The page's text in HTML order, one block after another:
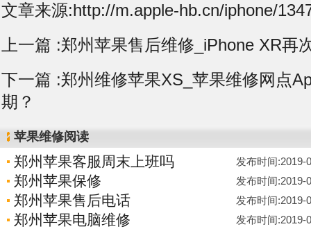
文章来源:http://m.apple-hb.cn/iphone/
上一篇 :郑州苹果售后维修_iPhone XR再
下一篇 :郑州维修苹果XS_苹果维修网点
期？
苹果维修阅读
郑州苹果客服周末上班吗 发布时间:2019-
郑州苹果保修 发布时间:2019-
郑州苹果售后电话 发布时间:2019-
郑州苹果电脑维修 发布时间:2019-